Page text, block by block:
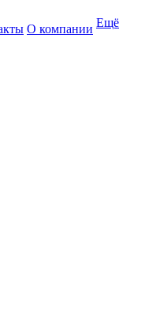
О компании Ещё